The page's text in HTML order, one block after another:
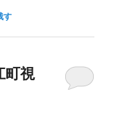
す
視